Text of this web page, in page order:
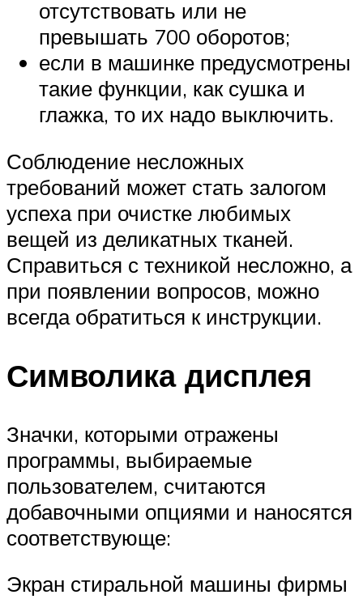
отсутствовать или не
превышать 700 оборотов;
если в машинке предусмотрены
такие функции, как сушка и
глажка, то их надо выключить.
Соблюдение несложных
требований может стать залогом
успеха при очистке любимых
вещей из деликатных тканей.
Справиться с техникой несложно, а
при появлении вопросов, можно
всегда обратиться к инструкции.
Символика дисплея
Значки, которыми отражены
программы, выбираемые
пользователем, считаются
добавочными опциями и наносятся
соответствующе:
Экран стиральной машины фирмы